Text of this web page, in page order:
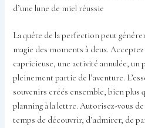
d’une lune de miel réussie
La quête de la perfection peut
magie des moments à deux.
capricieuse, une activité annulée, un
pleinement partie de l’aventure.
souvenirs créés ensemble, bien plus
planning à la lettre. Autorisez-vous
temps de découvrir, d’admirer, de